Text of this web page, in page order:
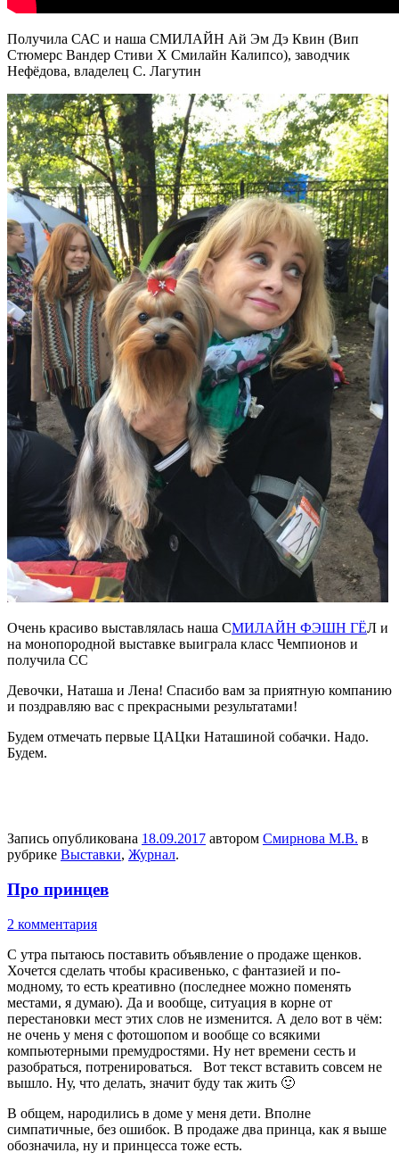
Получила САС и наша СМИЛАЙН Ай Эм Дэ Квин (Вип
Стюмерс Вандер Стиви Х Смилайн Калипсо), заводчик
Нефёдова, владелец С. Лагутин
Очень красиво выставлялась наша СМИЛАЙН ФЭШН ГЁЛ и
на монопородной выставке выиграла класс Чемпионов и
получила СС
Девочки, Наташа и Лена! Спасибо вам за приятную компанию
и поздравляю вас с прекрасными результатами!
Будем отмечать первые ЦАЦки Наташиной собачки. Надо.
Будем.
Запись опубликована 18.09.2017 автором Смирнова М.В. в
рубрике Выставки, Журнал.
Про принцев
2 комментария
С утра пытаюсь поставить объявление о продаже щенков.
Хочется сделать чтобы красивенько, с фантазией и по-
модному, то есть креативно (последнее можно поменять
местами, я думаю). Да и вообще, ситуация в корне от
перестановки мест этих слов не изменится. А дело вот в чём:
не очень у меня с фотошопом и вообще со всякими
компьютерными премудростями. Ну нет времени сесть и
разобраться, потренироваться. Вот текст вставить совсем не
вышло. Ну, что делать, значит буду так жить 🙂
В общем, народились в доме у меня дети. Вполне
симпатичные, без ошибок. В продаже два принца, как я выше
обозначила, ну и принцесса тоже есть.